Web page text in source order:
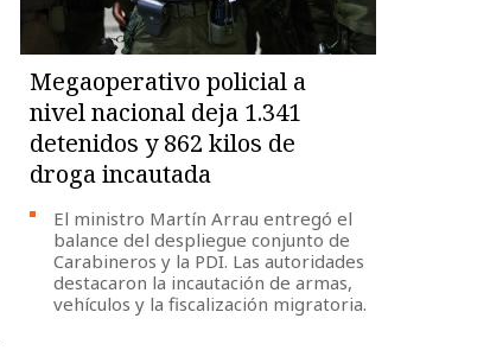
Megaoperativo policial a
nivel nacional deja 1.341
detenidos y 862 kilos de
droga incautada
El ministro Martín Arrau entregó el
balance del despliegue conjunto de
Carabineros y la PDI. Las autoridades
destacaron la incautación de armas,
vehículos y la fiscalización migratoria.